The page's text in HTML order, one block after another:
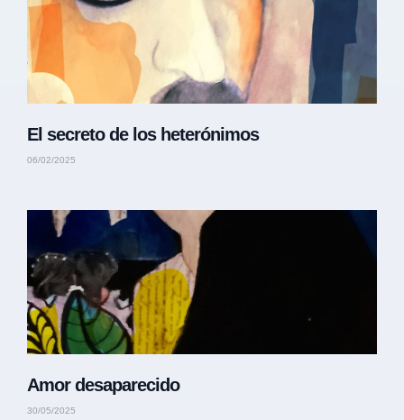
El secreto de los heterónimos
06/02/2025
Amor desaparecido
30/05/2025